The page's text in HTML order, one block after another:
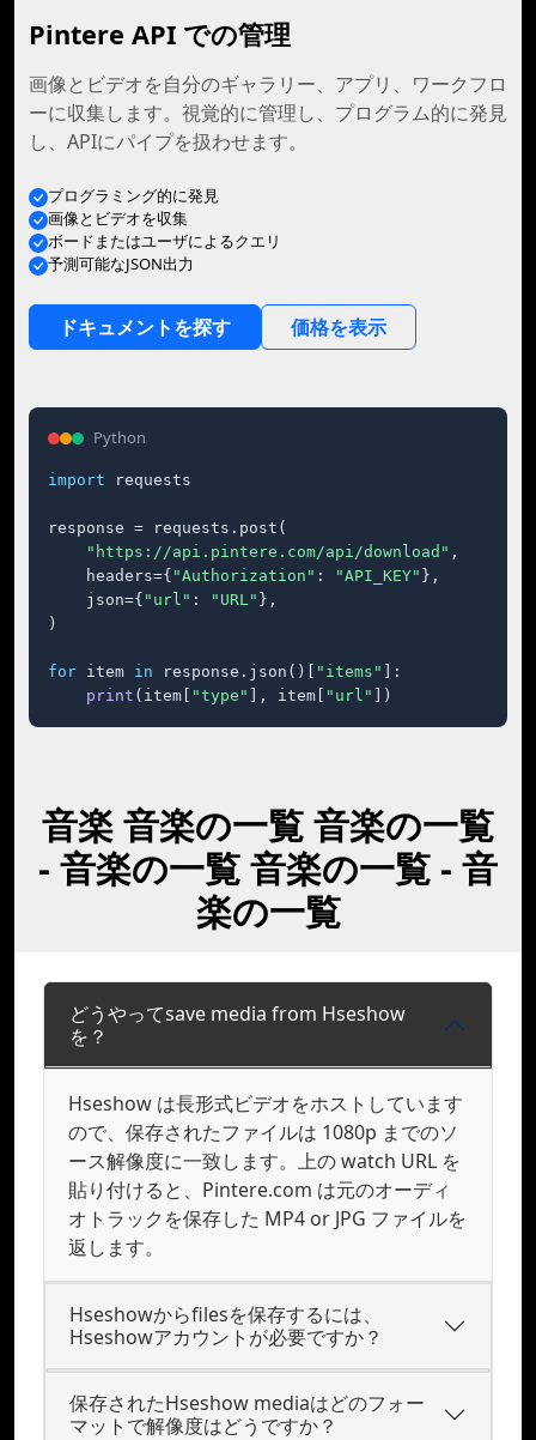
Pintere API での管理
画像とビデオを自分のギャラリー、アプリ、ワークフロ
ーに収集します。視覚的に管理し、プログラム的に発見
し、APIにパイプを扱わせます。
プログラミング的に発見
画像とビデオを収集
ボードまたはユーザによるクエリ
予測可能なJSON出力
ドキュメントを探す 価格を表示
Python
import requests
response = requests.post(
"https://api.pintere.com/api/download" ,
    headers={
"Authorization" : "API_KEY" },
    json={
"url" : "URL" },
)
for item in response.json()[ "items"
]:
print (item[ "type" ], item[ "url" ])
音楽 音楽の一覧 音楽の一覧
- 音楽の一覧 音楽の一覧 - 音
楽の一覧
どうやってsave media from Hseshow
を？
Hseshow は長形式ビデオをホストしています
ので、保存されたファイルは 1080p までのソ
ース解像度に一致します。上の watch URL を
貼り付けると、Pintere.com は元のオーディ
オトラックを保存した MP4 or JPG ファイルを
返します。
Hseshowからfilesを保存するには、
Hseshowアカウントが必要ですか？
保存されたHseshow mediaはどのフォー
マットで解像度はどうですか？